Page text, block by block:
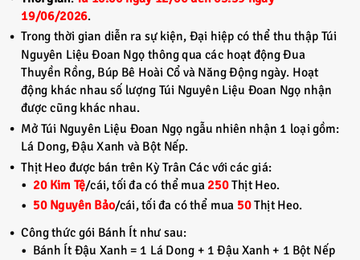
19/06/2026.
Trong thời gian diễn ra sự kiện, Đại hiệp có thể thu thập Túi
Nguyên Liệu Đoan Ngọ thông qua các hoạt động Đua
Thuyền Rồng, Búp Bê Hoài Cổ và Năng Động ngày. Hoạt
động khác nhau số lượng Túi Nguyên Liệu Đoan Ngọ nhận
được cũng khác nhau.
Mở Túi Nguyên Liệu Đoan Ngọ ngẫu nhiên nhận 1 loại gồm:
Lá Dong, Đậu Xanh và Bột Nếp.
Thịt Heo được bán trên Kỳ Trân Các với các giá:
20 Kim Tệ/cái, tối đa có thể mua 250Thịt Heo.
50 Nguyên Bảo/cái, tối đa có thể mua 50Thịt Heo.
Công thức gói Bánh Ít như sau:
Bánh Ít Đậu Xanh = 1 Lá Dong + 1 Đậu Xanh + 1 Bột Nếp